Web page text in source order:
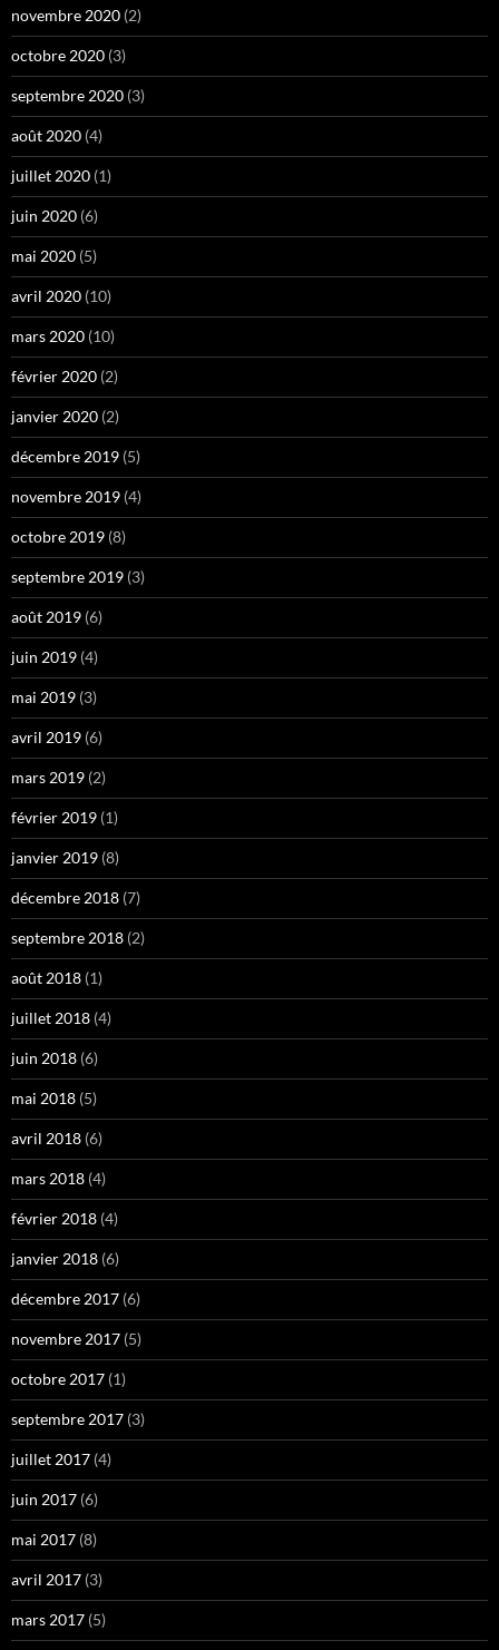
novembre 2020 (2)
octobre 2020 (3)
septembre 2020 (3)
août 2020 (4)
juillet 2020 (1)
juin 2020 (6)
mai 2020 (5)
avril 2020 (10)
mars 2020 (10)
février 2020 (2)
janvier 2020 (2)
décembre 2019 (5)
novembre 2019 (4)
octobre 2019 (8)
septembre 2019 (3)
août 2019 (6)
juin 2019 (4)
mai 2019 (3)
avril 2019 (6)
mars 2019 (2)
février 2019 (1)
janvier 2019 (8)
décembre 2018 (7)
septembre 2018 (2)
août 2018 (1)
juillet 2018 (4)
juin 2018 (6)
mai 2018 (5)
avril 2018 (6)
mars 2018 (4)
février 2018 (4)
janvier 2018 (6)
décembre 2017 (6)
novembre 2017 (5)
octobre 2017 (1)
septembre 2017 (3)
juillet 2017 (4)
juin 2017 (6)
mai 2017 (8)
avril 2017 (3)
mars 2017 (5)